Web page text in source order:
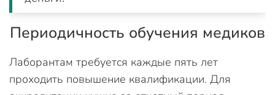
Периодичность обучения медиков
Лаборантам требуется каждые пять лет
проходить повышение квалификации. Для